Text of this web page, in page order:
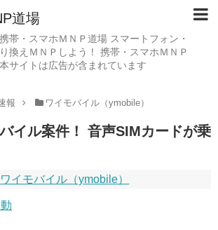
道場
帯・スマホＭＮＰ道場 スマートフォン・
換えＭＮＰしよう！ 携帯・スマホＭＮＰ
サイトは広告が含まれています
報 ワイモバイル（ymobile）
イル案件！ 音声SIMカードが乗
ワイモバイル（ymobile）